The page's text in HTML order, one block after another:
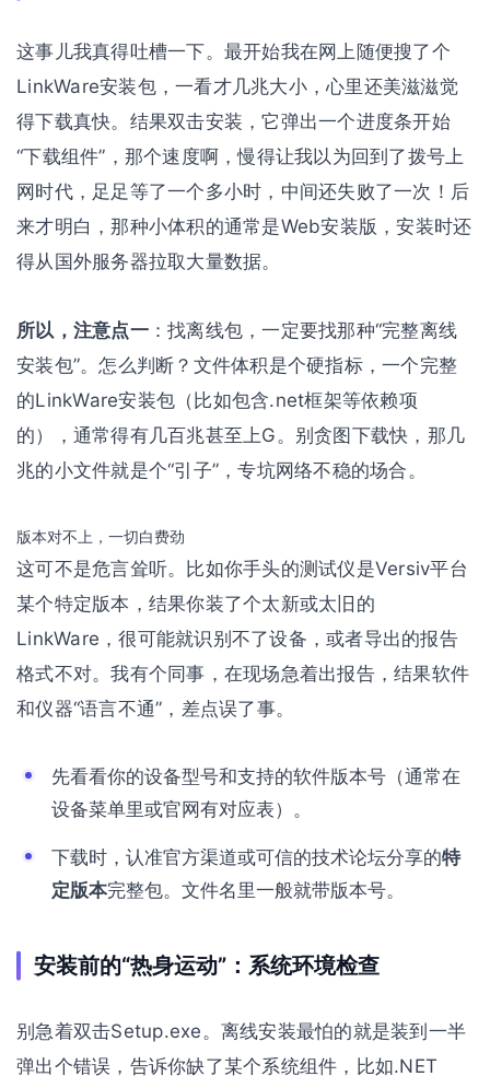
这事儿我真得吐槽一下。最开始我在网上随便搜了个
LinkWare安装包，一看才几兆大小，心里还美滋滋觉
得下载真快。结果双击安装，它弹出一个进度条开始
“下载组件”，那个速度啊，慢得让我以为回到了拨号上
网时代，足足等了一个多小时，中间还失败了一次！后
来才明白，那种小体积的通常是Web安装版，安装时还
得从国外服务器拉取大量数据。
所以，注意点一：找离线包，一定要找那种“完整离线
安装包”。怎么判断？文件体积是个硬指标，一个完整
的LinkWare安装包（比如包含.net框架等依赖项
的），通常得有几百兆甚至上G。别贪图下载快，那几
兆的小文件就是个“引子”，专坑网络不稳的场合。
版本对不上，一切白费劲
这可不是危言耸听。比如你手头的测试仪是Versiv平台
某个特定版本，结果你装了个太新或太旧的
LinkWare，很可能就识别不了设备，或者导出的报告
格式不对。我有个同事，在现场急着出报告，结果软件
和仪器“语言不通”，差点误了事。
先看看你的设备型号和支持的软件版本号（通常在
设备菜单里或官网有对应表）。
下载时，认准官方渠道或可信的技术论坛分享的特
定版本完整包。文件名里一般就带版本号。
安装前的“热身运动”：系统环境检查
别急着双击Setup.exe。离线安装最怕的就是装到一半
弹出个错误，告诉你缺了某个系统组件，比如.NET